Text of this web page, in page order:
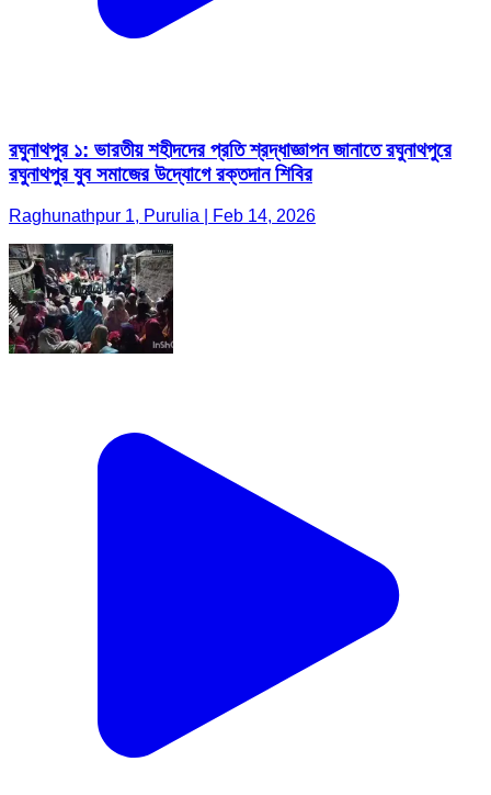
রঘুনাথপুর ১: ভারতীয় শহীদদের প্রতি শ্রদ্ধাজ্ঞাপন জানাতে রঘুনাথপুরে
রঘুনাথপুর যুব সমাজের উদ্যোগে রক্তদান শিবির
Raghunathpur 1, Purulia | Feb 14, 2026